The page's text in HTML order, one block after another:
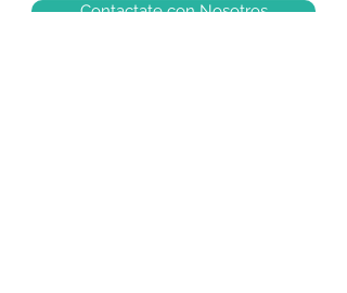
Contactate con Nosotros